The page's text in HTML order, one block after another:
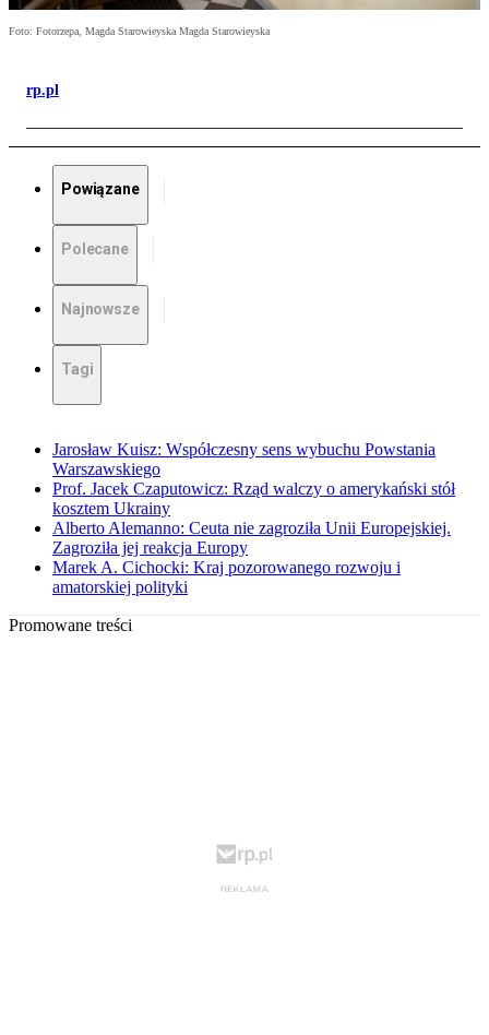
Foto: Fotorzepa, Magda Starowieyska Magda Starowieyska
rp.pl
Powiązane
Polecane
Najnowsze
Tagi
Jarosław Kuisz: Współczesny sens wybuchu Powstania
Warszawskiego
Prof. Jacek Czaputowicz: Rząd walczy o amerykański stół
kosztem Ukrainy
Alberto Alemanno: Ceuta nie zagroziła Unii Europejskiej.
Zagroziła jej reakcja Europy
Marek A. Cichocki: Kraj pozorowanego rozwoju i
amatorskiej polityki
Promowane treści